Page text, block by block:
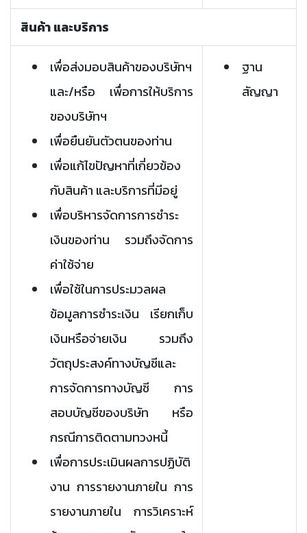
สินค้า และบริการ
เพื่อส่งมอบสินค้าของบริษัทฯ
และ/หรือ เพื่อการให้บริการ
ของบริษัทฯ
เพื่อยืนยันตัวตนของท่าน
เพื่อแก้ไขปัญหาที่เกี่ยวข้อง
กับสินค้า และบริการที่มีอยู่
เพื่อบริหารจัดการการชำระ
เงินของท่าน รวมถึงจัดการ
ค่าใช้จ่าย
เพื่อใช้ในการประมวลผล
ข้อมูลการชำระเงิน เรียกเก็บ
เงินหรือจ่ายเงิน รวมถึง
วัตถุประสงค์ทางบัญชีและ
การจัดการทางบัญชี การ
สอบบัญชีของบริษัท หรือ
กรณีการติดตามทวงหนี้
เพื่อการประเมินผลการปฏิบัติ
งาน การรายงานภายใน การ
รายงานภายใน การวิเคราะห์
ฐาน
สัญญา